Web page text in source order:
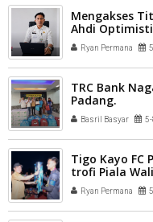
Mengakses
Ahdi
Ryan Permana
TRC Bank
Padang.
Basril Basyar
Tigo Kayo
trofi Piala
Ryan Permana